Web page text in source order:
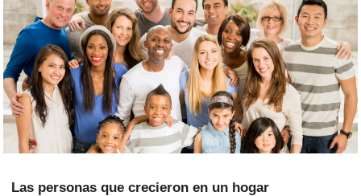
Las personas que crecieron en un hogar